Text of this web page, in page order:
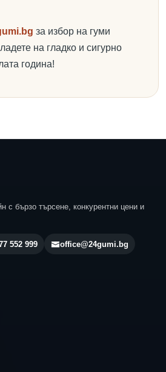
за избор на гуми
на гладко и сигурно
година!
с бързо търсене, конкурентни цени и
552 999 office@24gumi.bg